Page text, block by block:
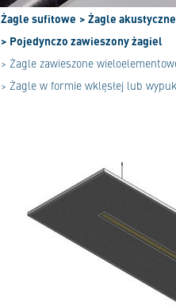
Żagle sufitowe > Żagle akustyczne
> Pojedynczo zawieszony żagiel
> Żagle zawieszone
> Żagle w formie wklęsłej lub